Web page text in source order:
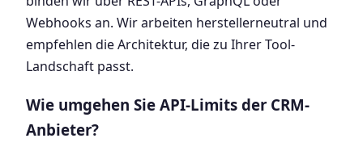
Webhooks an. Wir arbeiten herstellerneutral und
empfehlen die Architektur, die zu Ihrer Tool-
Landschaft passt.
Wie umgehen Sie API-Limits der CRM-
Anbieter?